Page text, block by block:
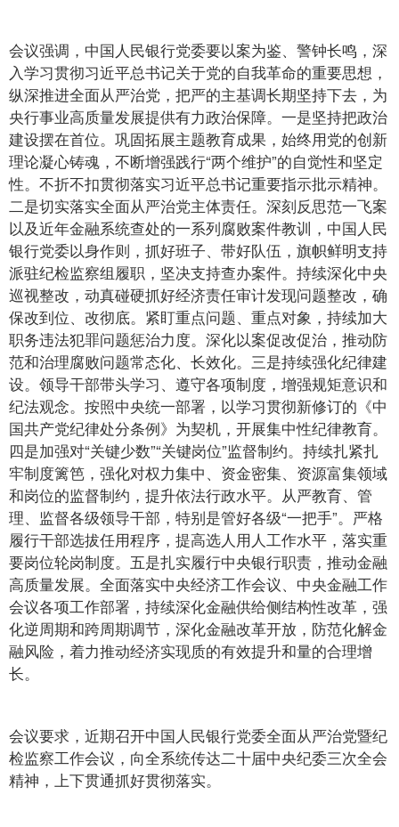
会议强调，中国人民银行党委要以案为鉴、警钟长鸣，深
入学习贯彻习近平总书记关于党的自我革命的重要思想，
纵深推进全面从严治党，把严的主基调长期坚持下去，为
央行事业高质量发展提供有力政治保障。一是坚持把政治
建设摆在首位。巩固拓展主题教育成果，始终用党的创新
理论凝心铸魂，不断增强践行“两个维护”的自觉性和坚定
性。不折不扣贯彻落实习近平总书记重要指示批示精神。
二是切实落实全面从严治党主体责任。深刻反思范一飞案
以及近年金融系统查处的一系列腐败案件教训，中国人民
银行党委以身作则，抓好班子、带好队伍，旗帜鲜明支持
派驻纪检监察组履职，坚决支持查办案件。持续深化中央
巡视整改，动真碰硬抓好经济责任审计发现问题整改，确
保改到位、改彻底。紧盯重点问题、重点对象，持续加大
职务违法犯罪问题惩治力度。深化以案促改促治，推动防
范和治理腐败问题常态化、长效化。三是持续强化纪律建
设。领导干部带头学习、遵守各项制度，增强规矩意识和
纪法观念。按照中央统一部署，以学习贯彻新修订的《中
国共产党纪律处分条例》为契机，开展集中性纪律教育。
四是加强对“关键少数”“关键岗位”监督制约。持续扎紧扎
牢制度篱笆，强化对权力集中、资金密集、资源富集领域
和岗位的监督制约，提升依法行政水平。从严教育、管
理、监督各级领导干部，特别是管好各级“一把手”。严格
履行干部选拔任用程序，提高选人用人工作水平，落实重
要岗位轮岗制度。五是扎实履行中央银行职责，推动金融
高质量发展。全面落实中央经济工作会议、中央金融工作
会议各项工作部署，持续深化金融供给侧结构性改革，强
化逆周期和跨周期调节，深化金融改革开放，防范化解金
融风险，着力推动经济实现质的有效提升和量的合理增
长。
会议要求，近期召开中国人民银行党委全面从严治党暨纪
检监察工作会议，向全系统传达二十届中央纪委三次全会
精神，上下贯通抓好贯彻落实。